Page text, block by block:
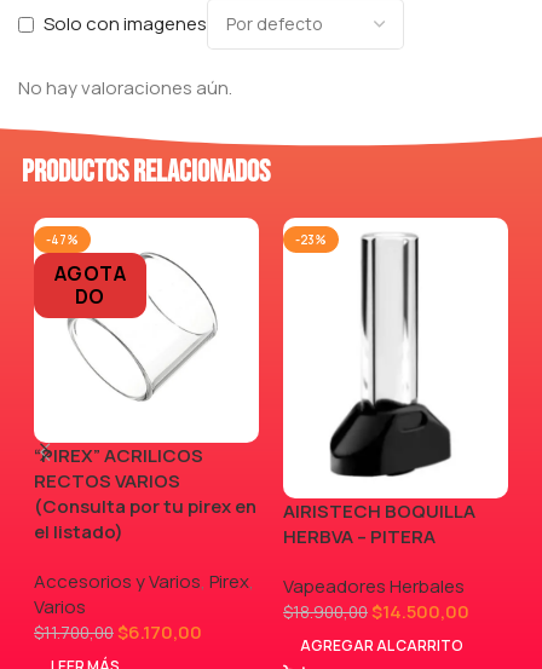
Solo con imagenes
No hay valoraciones aún.
Productos relacionados
-47%
AGOTA
DO
“PIREX” ACRILICOS
RECTOS VARIOS
(Consulta por tu pirex en
el listado)
Accesorios y Varios, Pirex,
Varios
$11.700,00$6.170,00
-23%
AIRISTECH BOQUILLA
HERBVA – PITERA
Vapeadores Herbales
$18.900,00$14.500,00
AGREGAR AL CARRITO